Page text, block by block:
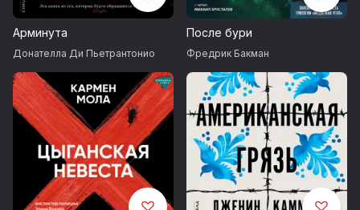
Арминута
Донателла Ди Пьетрантонио
После бури
Фредрик Бакман